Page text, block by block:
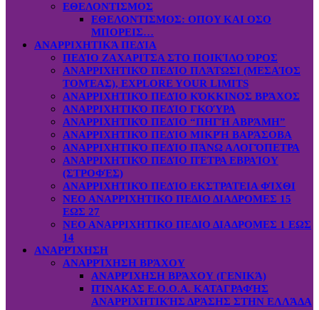
ΕΘΕΛΟΝΤΙΣΜΟΣ
ΕΘΕΛΟΝΤΙΣΜΟΣ: OΠOY KAI ΟΣΟ
ΜΠΟΡΕΙΣ…
ΑΝΑΡΡΙΧΗΤΙΚΆ ΠΕΔΊΑ
ΠΕΔΊΟ ΖΑΧΑΡΙΤΣΑ ΣΤΟ ΠΟΙΚΊΛΟ ΌΡΟΣ
ΑΝΑΡΡΙΧΗΤΙΚΌ ΠΕΔΊΟ ΠΛΆΤΩΣΙ (ΜΕΣΑΊΟΣ
ΤΟΜΈΑΣ), EXPLORE YOUR LIMITS
ΑΝΑΡΡΙΧΗΤΙΚΌ ΠΕΔΊΟ ΚΌΚΚΙΝΟΣ ΒΡΆΧΟΣ
ΑΝΑΡΡΙΧΗΤΙΚΌ ΠΕΔΊΟ ΓΚΟΎΡΑ
ΑΝΑΡΡΙΧΗΤΙΚΌ ΠΕΔΊΟ “ΠΗΓΉ ΑΒΡΆΜΗ”
ΑΝΑΡΡΙΧΗΤΙΚΌ ΠΕΔΊΟ ΜΙΚΡΉ ΒΑΡΆΣΟΒΑ
ΑΝΑΡΡΙΧΗΤΙΚΌ ΠΕΔΊΟ ΠΆΝΩ ΑΛΟΓΌΠΕΤΡΑ
ΑΝΑΡΡΙΧΗΤΙΚΌ ΠΕΔΊΟ ΠΈΤΡΑ ΕΒΡΑΊΟΥ
(ΣΤΡΟΦΈΣ)
ΑΝΑΡΡΙΧΗΤΙΚΌ ΠΕΔΊΟ ΕΚΣΤΡΑΤΕΙΑ ΦΊΧΘΙ
ΝΕΟ ΑΝΑΡΡΙΧΗΤΙΚΟ ΠΕΔΙΟ ΔΙΑΔΡΟΜΕΣ 15
ΕΩΣ 27
ΝΕΟ ΑΝΑΡΡΙΧΗΤΙΚΟ ΠΕΔΙΟ ΔΙΑΔΡΟΜΕΣ 1 ΕΩΣ
14
ΑΝΑΡΡΊΧΗΣΗ
ΑΝΑΡΡΊΧΗΣΗ ΒΡΆΧΟΥ
ΑΝΑΡΡΊΧΗΣΗ ΒΡΆΧΟΥ (ΓΕΝΙΚΆ)
ΠΊΝΑΚΑΣ Ε.Ο.Ο.Α. ΚΑΤΑΓΡΑΦΉΣ
ΑΝΑΡΡΙΧΗΤΙΚΉΣ ΔΡΆΣΗΣ ΣΤΗΝ ΕΛΛΆΔΑ